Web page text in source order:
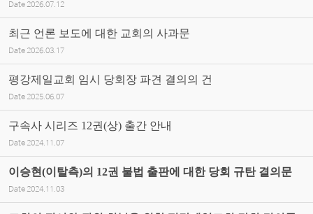
Date 2026.07.12
최근 언론 보도에 대한 교회의 사과문
Date 2026.03.17
평강제일교회 임시 당회장 파견 결의의 건
Date 2025.06.07
구속사 시리즈 12권(상) 출간 안내
Date 2024.11.07
이승현(이탈측)의 12권 불법 출판에 대한 당회 규탄 결의문
Date 2024.11.03